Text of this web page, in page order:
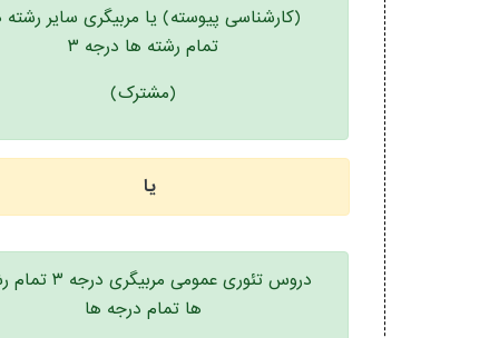
(کارشناسی پیوسته) یا مربیگری سایر رشته
تمام رشته ها درجه ۳
(مشترک)
یا
دروس تئوری عمومی
ها تمام درجه ها